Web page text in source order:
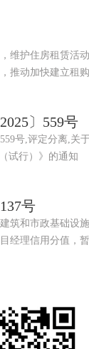
维护住房租赁活
推动加快建立租
〕559号
号,评定分离,关
试行）》的通知
号
筑和市政基础设
经理信用分值，暂